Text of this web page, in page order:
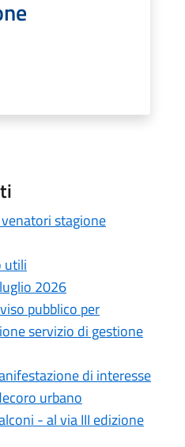
stagione
utili
2026
pubblico per
servizio di gestione
di interesse
urbano
- al via III edizione